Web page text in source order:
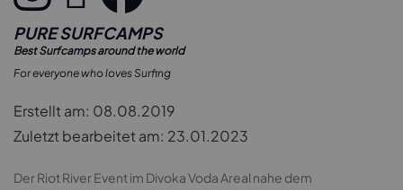
PURE SURFCAMPS
Best Surfcamps around the world
For everyone who loves Surfing
Erstellt am: 08.08.2019
Zuletzt bearbeitet am: 23.01.2023
Der Riot River Event im Divoka Voda Areal nahe dem